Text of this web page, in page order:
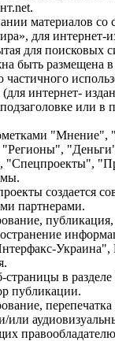
материалов со
для интернет-
для поисковых
быть размещена в
частичного
интернет-
или в
"Мнение",
"Регионы",
"Спецпроекты",
создается
партнерами.
Украина",
страницы в
публикации.
или